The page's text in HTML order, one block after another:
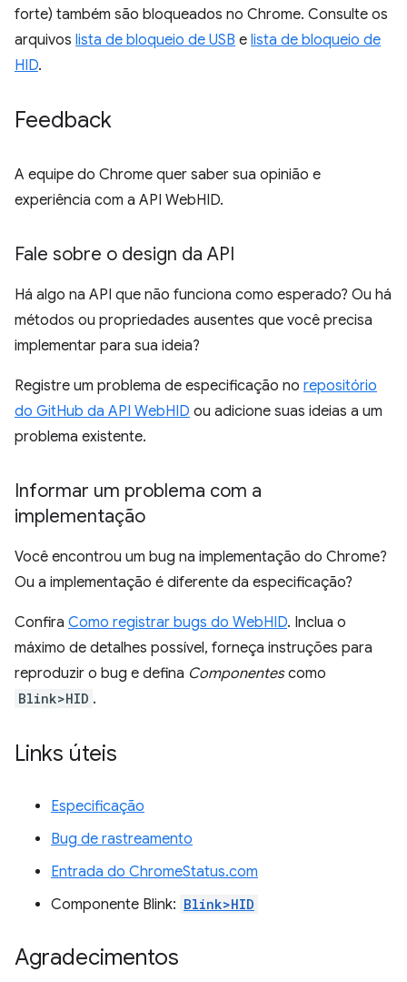
forte) também são bloqueados no Chrome. Consulte os
arquivos lista de bloqueio de USB e lista de bloqueio de
HID.
Feedback
A equipe do Chrome quer saber sua opinião e
experiência com a API WebHID.
Fale sobre o design da API
Há algo na API que não funciona como esperado? Ou há
métodos ou propriedades ausentes que você precisa
implementar para sua ideia?
Registre um problema de especificação no repositório
do GitHub da API WebHID ou adicione suas ideias a um
problema existente.
Informar um problema com a
implementação
Você encontrou um bug na implementação do Chrome?
Ou a implementação é diferente da especificação?
Confira Como registrar bugs do WebHID. Inclua o
máximo de detalhes possível, forneça instruções para
reproduzir o bug e defina Componentescomo
Blink>HID .
Links úteis
Especificação
Bug de rastreamento
Entrada do ChromeStatus.com
Componente Blink: Blink>HID
Agradecimentos